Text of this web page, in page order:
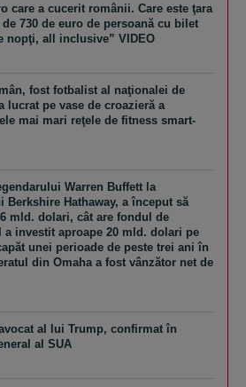
care a cucerit românii. Care este ţara
730 de euro de persoană cu bilet
nopţi, all inclusive” VIDEO
fost fotbalist al naţionalei de
lucrat pe vase de croazieră a
mai mari reţele de fitness smart-
Warren Buffett la
Berkshire Hathaway, a început să
mld. dolari, cât are fondul de
investit aproape 20 mld. dolari pe
unei perioade de peste trei ani în
din Omaha a fost vânzător net de
al lui Trump, confirmat în
al SUA